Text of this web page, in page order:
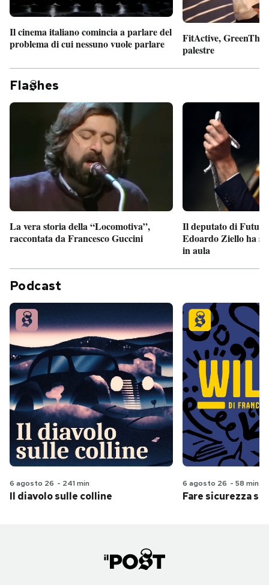
Il cinema italiano comincia a parlare del
problema di cui nessuno vuole parlare
FitActive,
palestre
Fla hes
La vera storia della “Locomotiva”,
raccontata da Francesco Guccini
Il deputato di
Edoardo Ziello ha
in aula
Podcast
6 agosto 26 - 241 min
Il diavolo sulle colline
6 agosto 26 - 58 min
Fare sicurezza